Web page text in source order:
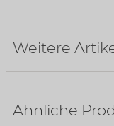
Zolltarifnummer:
Weitere
Ähnliche